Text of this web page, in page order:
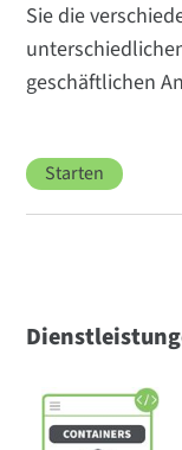
Sie die
geschäftlichen
Starten